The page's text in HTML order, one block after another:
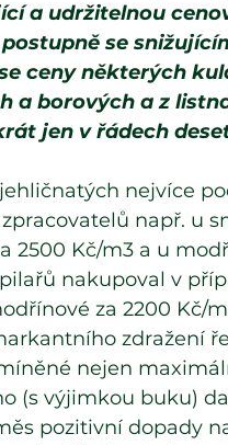
a udržitelnou
se
ceny některých
a borových a z
jen v řádech
nejvíce
např. u
2500 Kč/m3 a u
nakupoval v
za 2200 Kč/
zdražení
nejen
(s výjimkou buku)
pozitivní dopady